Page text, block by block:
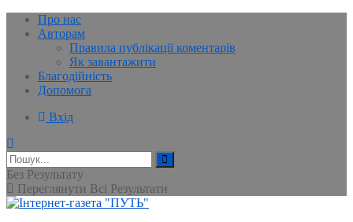
Про нас
Авторам
Правила публікації коментарів
Як завантажити
Благодійність
Допомога
Вхід
Без Результату
Переглянути Всі Результати